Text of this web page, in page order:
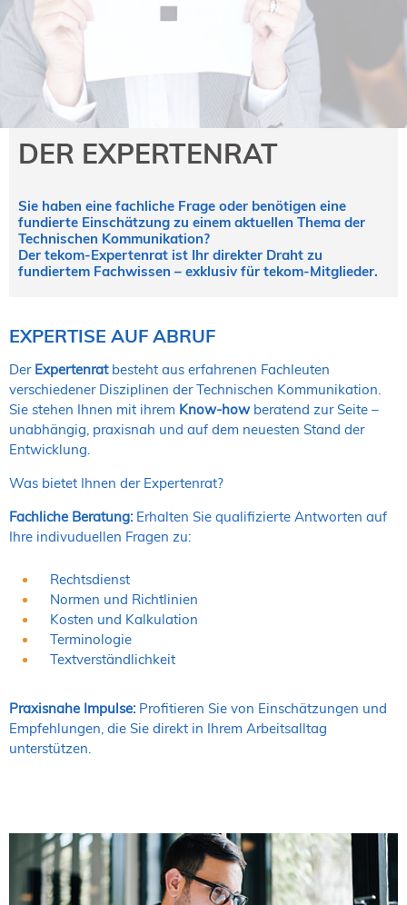
NORDIC TechKomm Kopenhagen
23.-24. September 2026
tekom-Jahrestagung 2026
10.-12. November, 2026 in Stuttgart
Mitglied werden
Expertenrat
Stellenangebote
Stellengesuche
Dienstleister
Regionalgruppen
DER EXPERTENRAT
Sie haben eine fachliche Frage oder benötigen eine
fundierte Einschätzung zu einem aktuellen Thema der
Technischen Kommunikation?
Der tekom-Expertenrat ist Ihr direkter Draht zu
fundiertem Fachwissen – exklusiv für tekom-Mitglieder.
EXPERTISE AUF ABRUF
DerExpertenratbesteht aus erfahrenen Fachleuten
verschiedener Disziplinen der Technischen Kommunikation.
Sie stehen Ihnen mit ihrem Know-how beratend zur Seite –
unabhängig, praxisnah und auf dem neuesten Stand der
Entwicklung.
Was bietet Ihnen der Expertenrat?
Fachliche Beratung:Erhalten Sie qualifizierte Antworten auf
Ihre indivuduellen Fragen zu:
Rechtsdienst
Normen und Richtlinien
Kosten und Kalkulation
Terminologie
Textverständlichkeit
Praxisnahe Impulse:Profitieren Sie von Einschätzungen und
Empfehlungen, die Sie direkt in Ihrem Arbeitsalltag
unterstützen.